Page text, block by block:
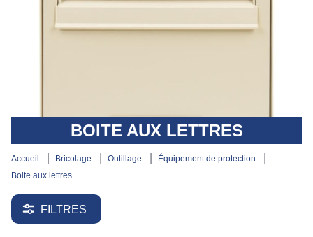
BOITE AUX LETTRES
accueil bricolage outillage
équipement de protection
boite aux lettres
FILTRES